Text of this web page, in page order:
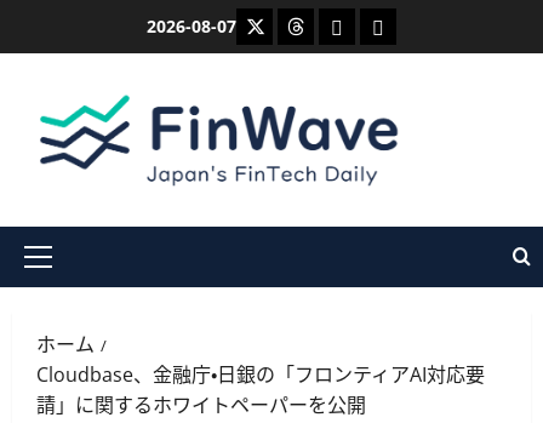
2026-08-07 X ThreadsBlueskyMastodon
メ
メ
ニ
ュ
ホーム
Cloudbase、金融庁・日銀の「フロンティアAI対応要
請」に関するホワイトペーパーを公開